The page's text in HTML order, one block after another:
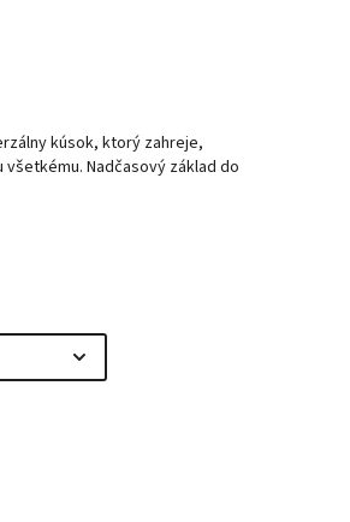
kúsok, ktorý zahreje,
Nadčasový základ do